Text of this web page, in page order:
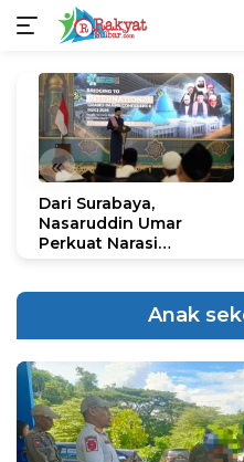
konten
«
Dari Surabaya,
Nasaruddin Umar
Perkuat Narasi
Anak